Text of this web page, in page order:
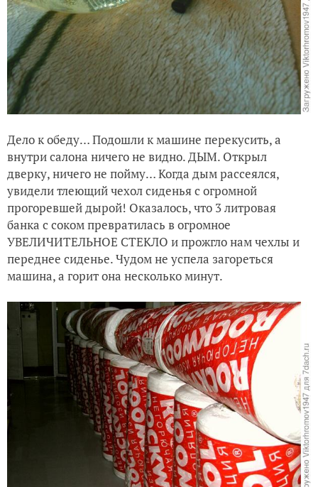
Дело к обеду… Подошли к машине перекусить, а
внутри салона ничего не видно. ДЫМ. Открыл
дверку, ничего не пойму… Когда дым рассеялся,
увидели тлеющий чехол сиденья с огромной
прогоревшей дырой! Оказалось, что 3 литровая
банка с соком превратилась в огромное
УВЕЛИЧИТЕЛЬНОЕ СТЕКЛО и прожгло нам чехлы и
переднее сиденье. Чудом не успела загореться
машина, а горит она несколько минут.